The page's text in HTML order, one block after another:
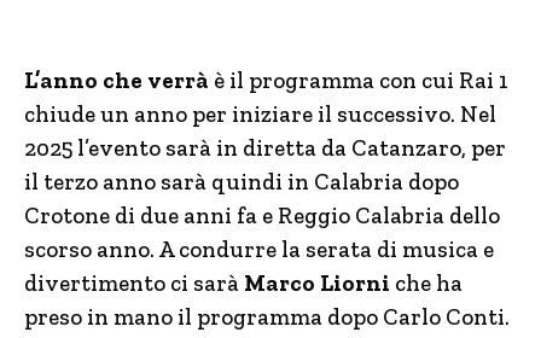
L’anno che verrà è il programma con cui Rai 1
chiude un anno per iniziare il successivo. Nel
2025 l’evento sarà in diretta da Catanzaro, per
il terzo anno sarà quindi in Calabria dopo
Crotone di due anni fa e Reggio Calabria dello
scorso anno. A condurre la serata di musica e
divertimento ci sarà Marco Liorni che ha
preso in mano il programma dopo Carlo Conti.